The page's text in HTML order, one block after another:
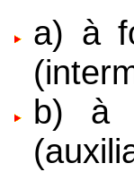
a) à
b) à